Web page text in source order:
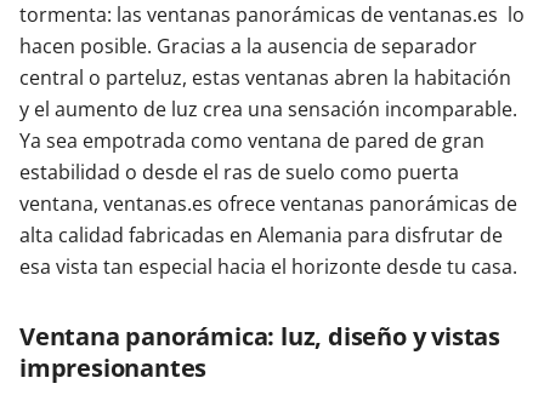
tormenta: las ventanas panorámicas de ventanas.es lo
hacen posible. Gracias a la ausencia de separador
central o parteluz, estas ventanas abren la habitación
y el aumento de luz crea una sensación incomparable.
Ya sea empotrada como ventana de pared de gran
estabilidad o desde el ras de suelo como puerta
ventana, ventanas.es ofrece ventanas panorámicas de
alta calidad fabricadas en Alemania para disfrutar de
esa vista tan especial hacia el horizonte desde tu casa.
Ventana panorámica: luz, diseño y vistas
impresionantes